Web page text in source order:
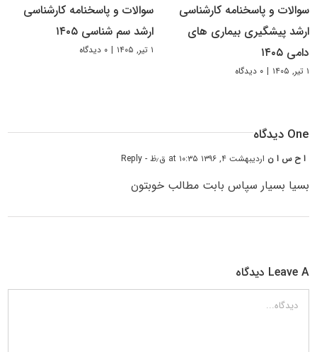
سوالات و پاسخنامه کارشناسی
ارشد پیشگیری بیماری های
دامی ۱۴۰۵
۱ تیر, ۱۴۰۵ | ۰ دیدگاه
سوالات و پاسخنامه کارشناسی
ارشد سم شناسی ۱۴۰۵
۱ تیر, ۱۴۰۵ | ۰ دیدگاه
One دیدگاه
ا ح س ا ن اردیبهشت ۴, ۱۳۹۶ at ۱۰:۳۵ ق٫ظ - Reply
بسیا بسیار سپاس بابت مطالب خوبتون
Leave A دیدگاه
دیدگاه